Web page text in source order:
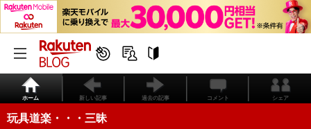
ホーム 新しい記事 過去の記事 コメント シェア
玩具道楽・・・三昧